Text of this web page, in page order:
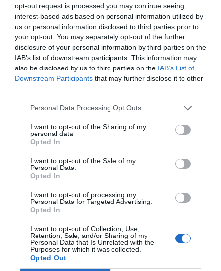
opt-out request is processed you may continue seeing
interest-based ads based on personal information utilized by
us or personal information disclosed to third parties prior to
your opt-out. You may separately opt-out of the further
disclosure of your personal information by third parties on the
IAB’s list of downstream participants. This information may
also be disclosed by us to third parties on the IAB’s List of
Downstream Participants that may further disclose it to other
Personal Data Processing Opt Outs
I want to opt-out of the Sharing of my
personal data.
Opted In
I want to opt-out of the Sale of my
Personal Data.
Opted In
I want to opt-out of processing my
Personal Data for Targeted Advertising.
Opted In
I want to opt-out of Collection, Use,
Retention, Sale, and/or Sharing of my
Personal Data that Is Unrelated with the
Purposes for which it was collected.
Opted Out
11/11/2025
IN FIAMME
Spaventoso incendio a Tor
Cervara: Roma sovrastata da
una colonna di fumo nero
Così il Palazzo occupato diventa
bagno a cielo aperto
VIA TALLONE
Nuovo sgombero a Tor Cervara.
Blitz nel palazzo occupato
[FOTO]
20/01/2019
BLITZ IN VIA TALLONE